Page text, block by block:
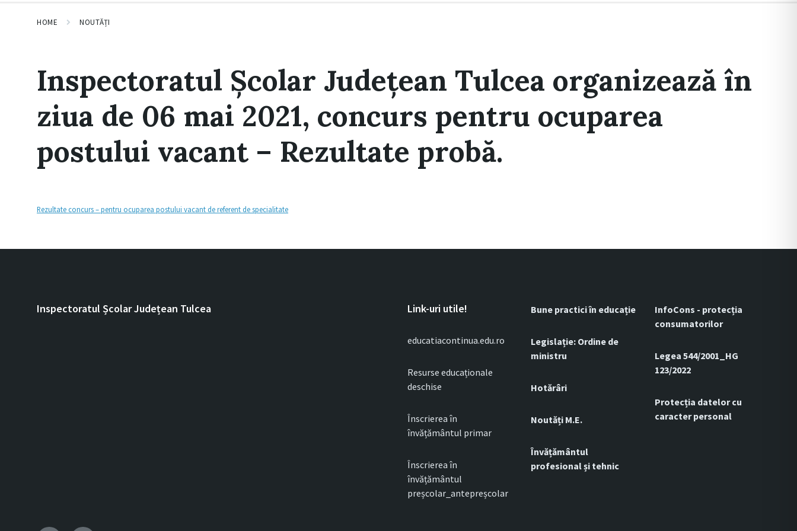
HOME NOUTĂȚI
Inspectoratul Școlar Județean Tulcea organizează în
ziua de 06 mai 2021, concurs pentru ocuparea
postului vacant – Rezultate probă.
Rezultate concurs – pentru ocuparea postului vacant de referent de specialitate
Inspectoratul Școlar Județean Tulcea Link-uri utile!
educatiacontinua.edu.ro
Resurse educaționale
deschise
Înscrierea în
învățământul primar
Înscrierea în
învățământul
preșcolar_antepreșcolar
Bune practici în educație
Legislație: Ordine de
ministru
Hotărâri
Noutăți M.E.
Învățământul
profesional și tehnic
InfoCons - protecția
consumatorilor
Legea 544/2001_HG
123/2022
Protecția datelor cu
caracter personal